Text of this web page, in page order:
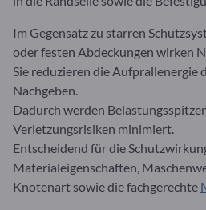
Im Gegensatz zu starren
oder festen Abdeckungen wirken
Sie reduzieren die Aufprallenergie
Nachgeben.
Dadurch werden
Verletzungsrisiken minimiert.
Entscheidend für die
Materialeigenschaften,
Knotenart sowie die fachgerechte